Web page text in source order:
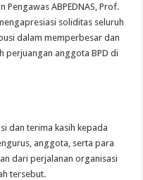
Pengawas ABPEDNAS, Prof.
soliditas seluruh
dalam memperbesar dan
perjuangan anggota BPD di
dan terima kasih kepada
anggota, serta para
dari perjalanan organisasi
tersebut.